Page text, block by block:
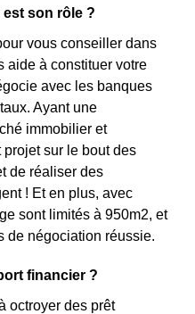
son rôle ?
vous conseiller dans
aide à constituer votre
avec les banques
Ayant une
immobilier et
sur le bout des
de réaliser des
! Et en plus, avec
sont limités à 950m2, et
de négociation réussie.
financier ?
octroyer des prêt